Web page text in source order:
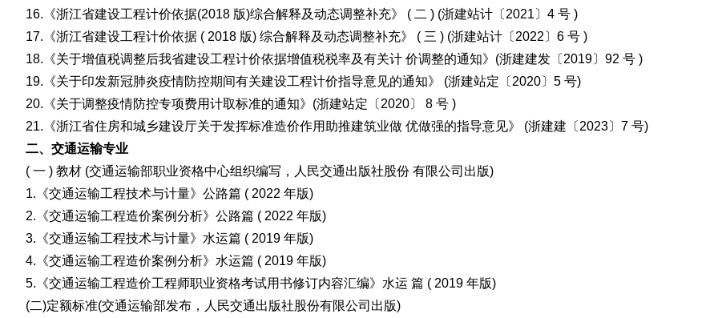
16.《浙江省建设工程计价依据(2018 版)综合解释及动态调整补充》 ( 二 ) (浙建站计〔2021〕4 号 )
17.《浙江省建设工程计价依据 ( 2018 版) 综合解释及动态调整补充》 ( 三 ) (浙建站计〔2022〕6 号 )
18.《关于增值税调整后我省建设工程计价依据增值税税率及有关计 价调整的通知》(浙建建发〔2019〕92 号 )
19.《关于印发新冠肺炎疫情防控期间有关建设工程计价指导意见的通知》 (浙建站定〔2020〕5 号)
20.《关于调整疫情防控专项费用计取标准的通知》(浙建站定〔2020〕 8 号 )
21.《浙江省住房和城乡建设厅关于发挥标准造价作用助推建筑业做 优做强的指导意见》 (浙建建〔2023〕7 号)
二、交通运输专业
( 一 ) 教材 (交通运输部职业资格中心组织编写，人民交通出版社股份 有限公司出版)
1.《交通运输工程技术与计量》公路篇 ( 2022 年版)
2.《交通运输工程造价案例分析》公路篇 ( 2022 年版)
3.《交通运输工程技术与计量》水运篇 ( 2019 年版)
4.《交通运输工程造价案例分析》水运篇 ( 2019 年版)
5.《交通运输工程造价工程师职业资格考试用书修订内容汇编》水运 篇 ( 2019 年版)
(二)定额标准(交通运输部发布，人民交通出版社股份有限公司出版)